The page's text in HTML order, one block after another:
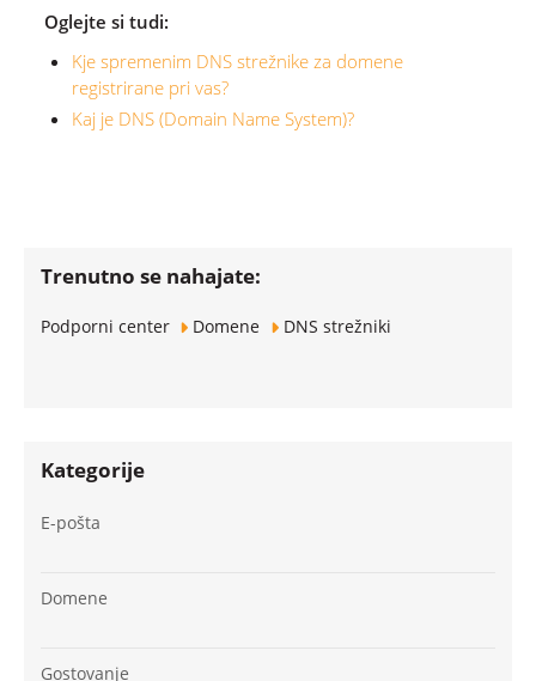
Oglejte si tudi:
Kje spremenim DNS strežnike za domene
registrirane pri vas?
Kaj je DNS (Domain Name System)?
Trenutno se nahajate:
Podporni center Domene DNS strežniki
Kategorije
E-pošta
Domene
Gostovanje